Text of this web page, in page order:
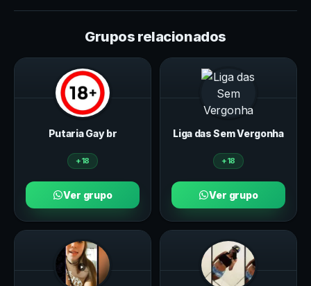
Grupos relacionados
Putaria Gay br
+18
Ver grupo
Liga das Sem Vergonha
+18
Ver grupo